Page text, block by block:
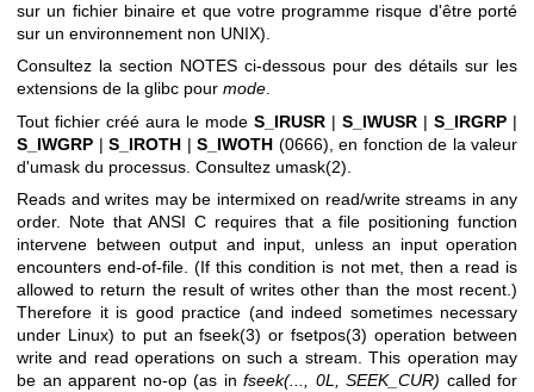
sur un fichier binaire et que votre programme risque d'être porté
sur un environnement non UNIX).
Consultez la section NOTES ci-dessous pour des détails sur les
extensions de la glibc pour mode.
Tout fichier créé aura le mode S_IRUSR | S_IWUSR | S_IRGRP |
S_IWGRP | S_IROTH | S_IWOTH (0666), en fonction de la valeur
d'umask du processus. Consultez umask(2)
Reads and writes may be intermixed on read/write streams in any
order. Note that ANSI C requires that a file positioning function
intervene between output and input, unless an input operation
encounters end-of-file. (If this condition is not met, then a read is
allowed to return the result of writes other than the most recent.)
Therefore it is good practice (and indeed sometimes necessary
under Linux) to put anfseek(3) orfsetpos(3) operation between
write and read operations on such a stream. This operation may
be an apparent no-op (as in fseek(..., 0L, SEEK_CUR) called for